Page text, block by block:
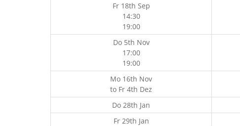
Fr 18th Sep
14:30
19:00
Do 5th Nov
17:00
19:00
Mo 16th Nov
to Fr 4th Dez
Do 28th Jan
Fr 29th Jan